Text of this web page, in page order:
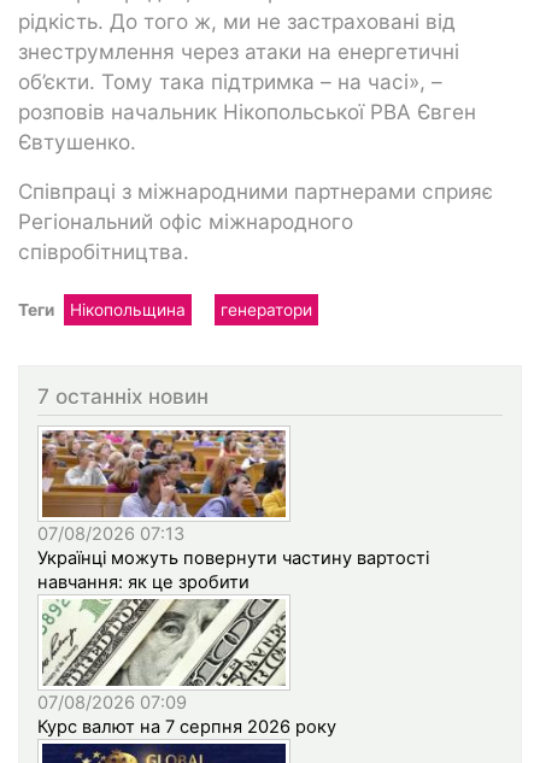
рідкість. До того ж, ми не застраховані від
знеструмлення через атаки на енергетичні
об’єкти. Тому така підтримка – на часі», –
розповів начальник Нікопольської РВА Євген
Євтушенко.
Співпраці з міжнародними партнерами сприяє
Регіональний офіс міжнародного
співробітництва.
Теги Нікопольщина генератори
7 останніх новин
07/08/2026 07:13
Українці можуть повернути частину вартості
навчання: як це зробити
07/08/2026 07:09
Курс валют на 7 серпня 2026 року